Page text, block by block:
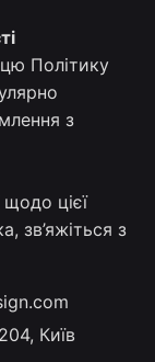
Політику
з
цієї
зв’яжіться з
Київ